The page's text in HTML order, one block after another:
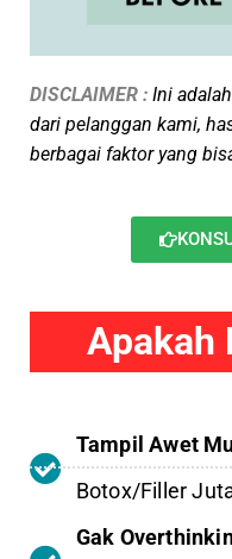
DISCLAIMER : Ini adalah
dari pelanggan kami,
berbagai faktor yang
Apakah
Tampil Awet
Botox/Filler
Gak